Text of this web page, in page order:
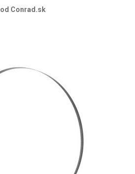
od Conrad.sk